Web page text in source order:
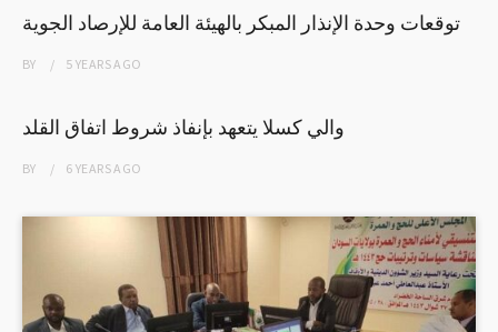
توقعات وحدة الإنذار المبكر بالهيئة العامة للإرصاد الجوية
BY 5 YEARSAGO
والي كسلا يتعهد بإنفاذ شروط اتفاق القلد
BY 6 YEARSAGO